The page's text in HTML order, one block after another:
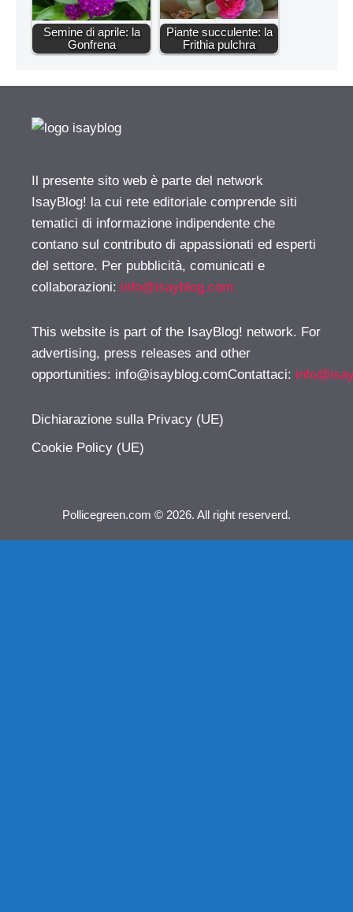
Semine di aprile: la
Gonfrena
Piante succulente: la
Frithia pulchra
Il presente sito web è parte del network
IsayBlog! la cui rete editoriale comprende siti
tematici di informazione indipendente che
contano sul contributo di appassionati ed esperti
del settore. Per pubblicità, comunicati e
collaborazioni: info@isayblog.com
This website is part of the IsayBlog! network. For
advertising, press releases and other
opportunities: info@isayblog.comContattaci:
Dichiarazione sulla Privacy (UE)
Cookie Policy (UE)
Pollicegreen.com © 2026. All right reserverd.